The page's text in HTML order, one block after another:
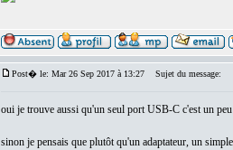
Post� le: Mar 26 Sep 2017 à 13:27 Sujet du message:
oui je trouve aussi qu'un seul port USB-C c'est un
sinon je pensais que plutôt qu'un adaptateur, un